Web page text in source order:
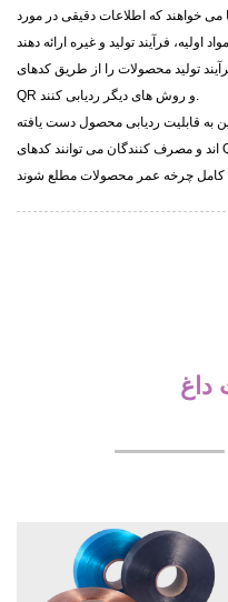
خواهند که اطلاعات دقیقی در مورد
تولید محصولات را از طریق کدهای
QR و روش های دیگر ردیابی کنند.
به قابلیت ردیابی محصول دست یافته
اند و مصرف کنندگان می توانند کدهای QR را در تلفن همراه خود اسکن کنند تا از
داغ